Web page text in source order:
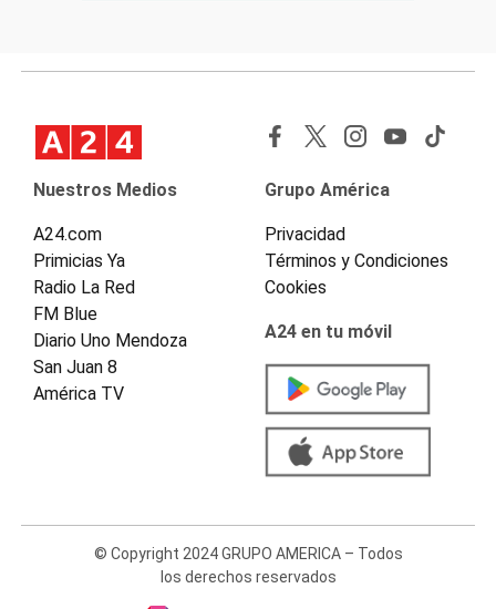
Nuestros Medios
A24.com
Primicias Ya
Radio La Red
FM Blue
Diario Uno Mendoza
San Juan 8
América TV
Grupo América
Privacidad
Términos y Condiciones
Cookies
A24 en tu móvil
© Copyright 2024 GRUPO AMERICA – Todos
los derechos reservados